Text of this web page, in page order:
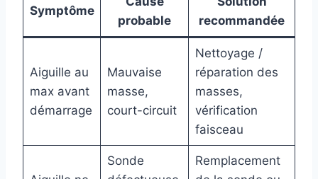
Symptôme
probable
recommandée
Aiguille au
max avant
démarrage
Mauvaise
masse,
court-circuit
Nettoyage /
réparation des
masses,
vérification
faisceau
Sonde
Remplacement